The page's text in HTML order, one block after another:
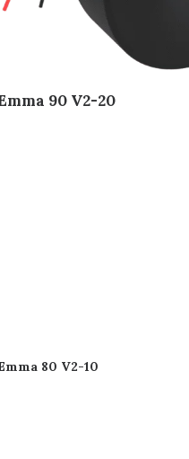
90 V2-20
80 V2-10